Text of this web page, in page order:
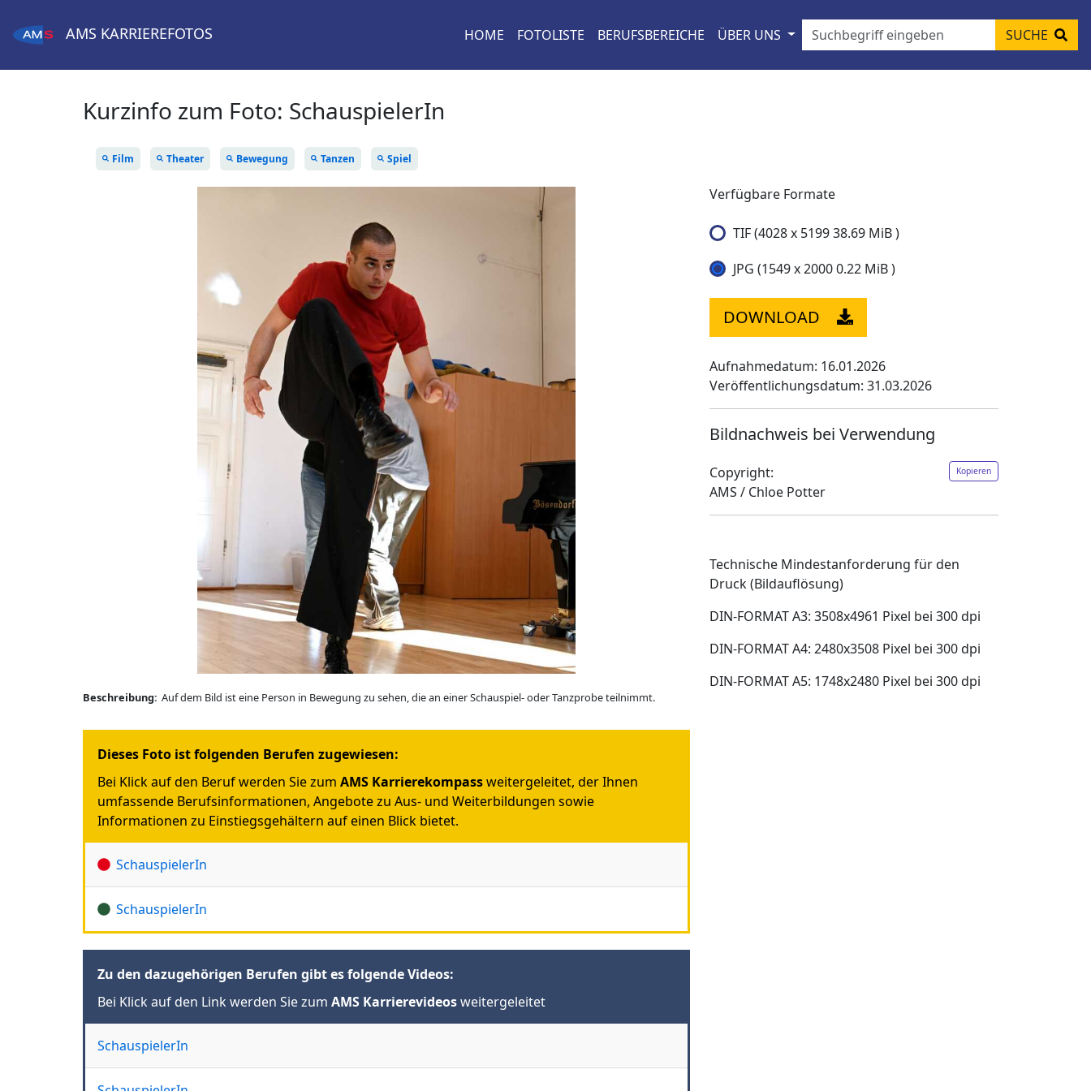
AMS KARRIEREFOTOS HOME FOTOLISTE BERUFSBEREICHE ÜBER UNS SUCHE
Kurzinfo zum Foto: SchauspielerIn
Film Theater Bewegung Tanzen Spiel
Beschreibung: Auf dem Bild ist eine Person in Bewegung zu sehen, die an einer Schauspiel- oder Tanzprobe teilnimmt.
Verfügbare Formate
TIF (4028 x 5199 38.69 MiB )
JPG (1549 x 2000 0.22 MiB )
DOWNLOAD
Aufnahmedatum: 16.01.2026
Veröffentlichungsdatum: 31.03.2026
Bildnachweis bei Verwendung
Copyright: Kopieren
AMS / Chloe Potter
Technische Mindestanforderung für den
Druck (Bildauflösung)
DIN-FORMAT A3: 3508x4961 Pixel bei 300 dpi
DIN-FORMAT A4: 2480x3508 Pixel bei 300 dpi
DIN-FORMAT A5: 1748x2480 Pixel bei 300 dpi
Dieses Foto ist folgenden Berufen zugewiesen:
Bei Klick auf den Beruf werden Sie zum AMS Karrierekompassweitergeleitet, der Ihnen
umfassende Berufsinformationen, Angebote zu Aus- und Weiterbildungen sowie
Informationen zu Einstiegsgehältern auf einen Blick bietet.
SchauspielerIn
SchauspielerIn
Zu den dazugehörigen Berufen gibt es folgende Videos:
Bei Klick auf den Link werden Sie zum AMS Karrierevideosweitergeleitet
SchauspielerIn